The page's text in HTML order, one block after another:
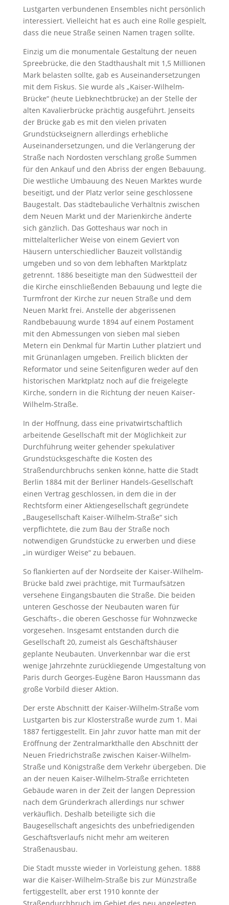
Lustgarten verbundenen Ensembles nicht persönlich
interessiert. Vielleicht hat es auch eine Rolle gespielt,
dass die neue Straße seinen Namen tragen sollte.
Einzig um die monumentale Gestaltung der neuen
Spreebrücke, die den Stadthaushalt mit 1,5 Millionen
Mark belasten sollte, gab es Auseinandersetzungen
mit dem Fiskus. Sie wurde als „Kaiser-Wilhelm-
Brücke“ (heute Liebknechtbrücke) an der Stelle der
alten Kavalierbrücke prächtig ausgeführt. Jenseits
der Brücke gab es mit den vielen privaten
Grundstückseignern allerdings erhebliche
Auseinandersetzungen, und die Verlängerung der
Straße nach Nordosten verschlang große Summen
für den Ankauf und den Abriss der engen Bebauung.
Die westliche Umbauung des Neuen Marktes wurde
beseitigt, und der Platz verlor seine geschlossene
Baugestalt. Das städtebauliche Verhältnis zwischen
dem Neuen Markt und der Marienkirche änderte
sich gänzlich. Das Gotteshaus war noch in
mittelalterlicher Weise von einem Geviert von
Häusern unterschiedlicher Bauzeit vollständig
umgeben und so von dem lebhaften Marktplatz
getrennt. 1886 beseitigte man den Südwestteil der
die Kirche einschließenden Bebauung und legte die
Turmfront der Kirche zur neuen Straße und dem
Neuen Markt frei. Anstelle der abgerissenen
Randbebauung wurde 1894 auf einem Postament
mit den Abmessungen von sieben mal sieben
Metern ein Denkmal für Martin Luther platziert und
mit Grünanlagen umgeben. Freilich blickten der
Reformator und seine Seitenfiguren weder auf den
historischen Marktplatz noch auf die freigelegte
Kirche, sondern in die Richtung der neuen Kaiser-
Wilhelm-Straße.
In der Hoffnung, dass eine privatwirtschaftlich
arbeitende Gesellschaft mit der Möglichkeit zur
Durchführung weiter gehender spekulativer
Grundstücksgeschäfte die Kosten des
Straßendurchbruchs senken könne, hatte die Stadt
Berlin 1884 mit der Berliner Handels-Gesellschaft
einen Vertrag geschlossen, in dem die in der
Rechtsform einer Aktiengesellschaft gegründete
„Baugesellschaft Kaiser-Wilhelm-Straße“ sich
verpflichtete, die zum Bau der Straße noch
notwendigen Grundstücke zu erwerben und diese
„in würdiger Weise“ zu bebauen.
So flankierten auf der Nordseite der Kaiser-Wilhelm-
Brücke bald zwei prächtige, mit Turmaufsätzen
versehene Eingangsbauten die Straße. Die beiden
unteren Geschosse der Neubauten waren für
Geschäfts-, die oberen Geschosse für Wohnzwecke
vorgesehen. Insgesamt entstanden durch die
Gesellschaft 20, zumeist als Geschäftshäuser
geplante Neubauten. Unverkennbar war die erst
wenige Jahrzehnte zurückliegende Umgestaltung von
Paris durch Georges-Eugène Baron Haussmann das
große Vorbild dieser Aktion.
Der erste Abschnitt der Kaiser-Wilhelm-Straße vom
Lustgarten bis zur Klosterstraße wurde zum 1. Mai
1887 fertiggestellt. Ein Jahr zuvor hatte man mit der
Eröffnung der Zentralmarkthalle den Abschnitt der
Neuen Friedrichstraße zwischen Kaiser-Wilhelm-
Straße und Königstraße dem Verkehr übergeben. Die
an der neuen Kaiser-Wilhelm-Straße errichteten
Gebäude waren in der Zeit der langen Depression
nach dem Gründerkrach allerdings nur schwer
verkäuflich. Deshalb beteiligte sich die
Baugesellschaft angesichts des unbefriedigenden
Geschäftsverlaufs nicht mehr am weiteren
Straßenausbau.
Die Stadt musste wieder in Vorleistung gehen. 1888
war die Kaiser-Wilhelm-Straße bis zur Münzstraße
fertiggestellt, aber erst 1910 konnte der